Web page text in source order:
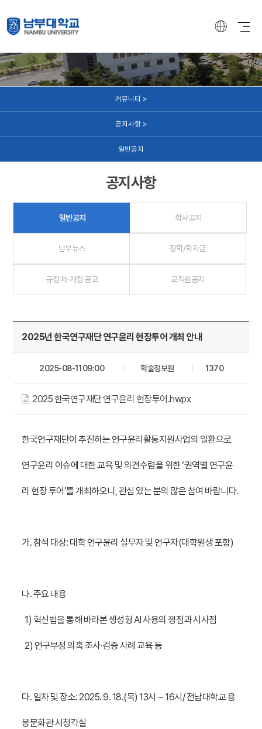
커뮤니티 >
공지사항 >
일반공지
공지사항
일반공지 학사공지
남부뉴스 장학/학자금
규정 제·개정 공고 교직원공지
2025년 한국연구재단 연구윤리 현장투어 개최 안내
2025-08-11 09:00 학술정보원 1370
2025 한국연구재단 연구윤리 현장투어.hwpx
한국연구재단이 추진하는 연구윤리활동지원사업의 일환으로
연구윤리 이슈에 대한 교육 및 의견수렴을 위한 ‘권역별 연구윤
리 현장 투어’를 개최하오니, 관심 있는 분의 많은 참여 바랍니다.
가. 참석 대상: 대학 연구윤리 실무자 및 연구자(대학원생 포함)
나. 주요 내용
1) 혁신법을 통해 바라본 생성형 AI 사용의 쟁점과 시사점
2) 연구부정 의혹 조사·검증 사례 교육 등
다. 일자 및 장소: 2025. 9. 18.(목) 13시 ~ 16시/ 전남대학교 용
봉문화관 시청각실